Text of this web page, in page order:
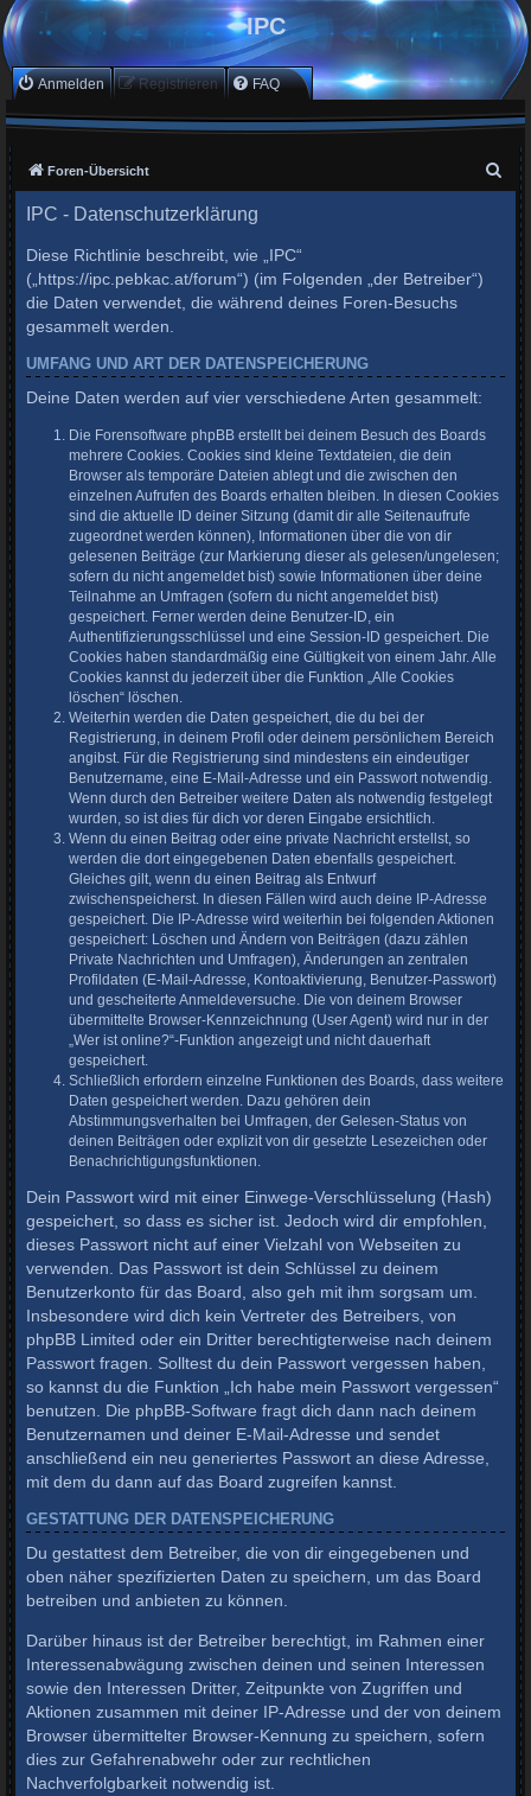
IPC
Anmelden Registrieren FAQ
Foren-Übersicht
IPC - Datenschutzerklärung
Diese Richtlinie beschreibt, wie „IPC“
(„https://ipc.pebkac.at/forum“) (im Folgenden „der Betreiber“)
die Daten verwendet, die während deines Foren-Besuchs
gesammelt werden.
UMFANG UND ART DER DATENSPEICHERUNG
Deine Daten werden auf vier verschiedene Arten gesammelt:
Die Forensoftware phpBB erstellt bei deinem Besuch des Boards
mehrere Cookies. Cookies sind kleine Textdateien, die dein
Browser als temporäre Dateien ablegt und die zwischen den
einzelnen Aufrufen des Boards erhalten bleiben. In diesen Cookies
sind die aktuelle ID deiner Sitzung (damit dir alle Seitenaufrufe
zugeordnet werden können), Informationen über die von dir
gelesenen Beiträge (zur Markierung dieser als gelesen/ungelesen;
sofern du nicht angemeldet bist) sowie Informationen über deine
Teilnahme an Umfragen (sofern du nicht angemeldet bist)
gespeichert. Ferner werden deine Benutzer-ID, ein
Authentifizierungsschlüssel und eine Session-ID gespeichert. Die
Cookies haben standardmäßig eine Gültigkeit von einem Jahr. Alle
Cookies kannst du jederzeit über die Funktion „Alle Cookies
löschen“ löschen.
Weiterhin werden die Daten gespeichert, die du bei der
Registrierung, in deinem Profil oder deinem persönlichem Bereich
angibst. Für die Registrierung sind mindestens ein eindeutiger
Benutzername, eine E-Mail-Adresse und ein Passwort notwendig.
Wenn durch den Betreiber weitere Daten als notwendig festgelegt
wurden, so ist dies für dich vor deren Eingabe ersichtlich.
Wenn du einen Beitrag oder eine private Nachricht erstellst, so
werden die dort eingegebenen Daten ebenfalls gespeichert.
Gleiches gilt, wenn du einen Beitrag als Entwurf
zwischenspeicherst. In diesen Fällen wird auch deine IP-Adresse
gespeichert. Die IP-Adresse wird weiterhin bei folgenden Aktionen
gespeichert: Löschen und Ändern von Beiträgen (dazu zählen
Private Nachrichten und Umfragen), Änderungen an zentralen
Profildaten (E-Mail-Adresse, Kontoaktivierung, Benutzer-Passwort)
und gescheiterte Anmeldeversuche. Die von deinem Browser
übermittelte Browser-Kennzeichnung (User Agent) wird nur in der
„Wer ist online?“-Funktion angezeigt und nicht dauerhaft
gespeichert.
Schließlich erfordern einzelne Funktionen des Boards, dass weitere
Daten gespeichert werden. Dazu gehören dein
Abstimmungsverhalten bei Umfragen, der Gelesen-Status von
deinen Beiträgen oder explizit von dir gesetzte Lesezeichen oder
Benachrichtigungsfunktionen.
Dein Passwort wird mit einer Einwege-Verschlüsselung (Hash)
gespeichert, so dass es sicher ist. Jedoch wird dir empfohlen,
dieses Passwort nicht auf einer Vielzahl von Webseiten zu
verwenden. Das Passwort ist dein Schlüssel zu deinem
Benutzerkonto für das Board, also geh mit ihm sorgsam um.
Insbesondere wird dich kein Vertreter des Betreibers, von
phpBB Limited oder ein Dritter berechtigterweise nach deinem
Passwort fragen. Solltest du dein Passwort vergessen haben,
so kannst du die Funktion „Ich habe mein Passwort vergessen“
benutzen. Die phpBB-Software fragt dich dann nach deinem
Benutzernamen und deiner E-Mail-Adresse und sendet
anschließend ein neu generiertes Passwort an diese Adresse,
mit dem du dann auf das Board zugreifen kannst.
GESTATTUNG DER DATENSPEICHERUNG
Du gestattest dem Betreiber, die von dir eingegebenen und
oben näher spezifizierten Daten zu speichern, um das Board
betreiben und anbieten zu können.
Darüber hinaus ist der Betreiber berechtigt, im Rahmen einer
Interessenabwägung zwischen deinen und seinen Interessen
sowie den Interessen Dritter, Zeitpunkte von Zugriffen und
Aktionen zusammen mit deiner IP-Adresse und der von deinem
Browser übermittelter Browser-Kennung zu speichern, sofern
dies zur Gefahrenabwehr oder zur rechtlichen
Nachverfolgbarkeit notwendig ist.